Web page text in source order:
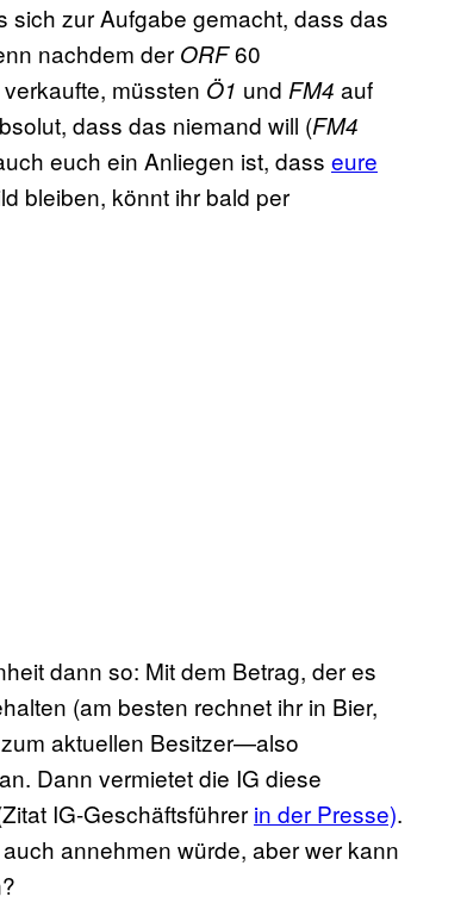
zur Aufgabe gemacht, dass das
nachdem der ORF60
müssten Ö1 und FM4 auf
dass das niemand will (FM4
euch ein Anliegen ist, dass eure
bleiben, könnt ihr bald per
dann so: Mit dem Betrag, der es
(am besten rechnet ihr in Bier,
aktuellen Besitzer—also
Dann vermietet die IG diese
IG-Geschäftsführer in der Presse)​.
annehmen würde, aber wer kann